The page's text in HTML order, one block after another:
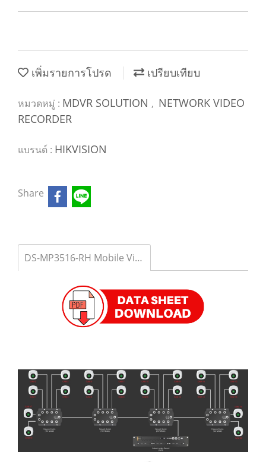
เพิ่มรายการโปรด เปรียบเทียบ
หมวดหมู่ : MDVR SOLUTION , NETWORK VIDEO
RECORDER
แบรนด์ : HIKVISION
Share
DS-MP3516-RH Mobile Video Recorder